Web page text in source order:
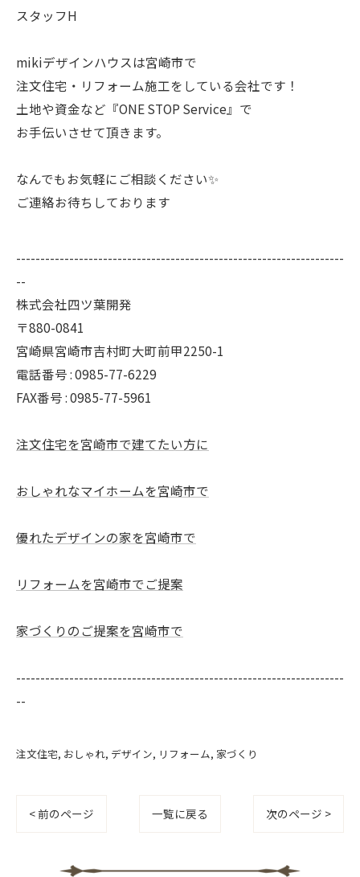
スタッフH
mikiデザインハウスは宮崎市で
注文住宅・リフォーム施工をしている会社です！
土地や資金など『ONE STOP Service』で
お手伝いさせて頂きます。
なんでもお気軽にご相談ください✨
ご連絡お待ちしております
--------------------------------------------------------------------
--
株式会社四ツ葉開発
〒880-0841
宮崎県宮崎市吉村町大町前甲2250-1
電話番号 : 0985-77-6229
FAX番号 : 0985-77-5961
注文住宅を宮崎市で建てたい方に
おしゃれなマイホームを宮崎市で
優れたデザインの家を宮崎市で
リフォームを宮崎市でご提案
家づくりのご提案を宮崎市で
--------------------------------------------------------------------
--
注文住宅 おしゃれ デザイン リフォーム 家づくり
< 前のページ 一覧に戻る 次のページ >